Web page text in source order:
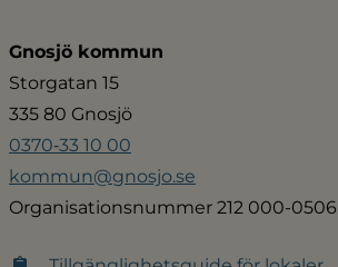
Gnosjö kommun
Storgatan 15
335 80 Gnosjö
0370‑33 10 00
kommun@gnosjo.se
Organisationsnummer 212 000-0506